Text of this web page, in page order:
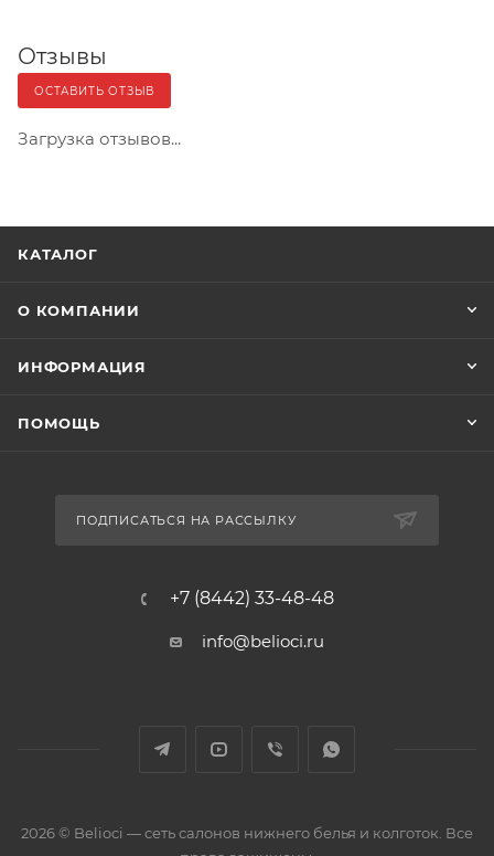
Отзывы
ОСТАВИТЬ ОТЗЫВ
Загрузка отзывов...
КАТАЛОГ
О КОМПАНИИ
ИНФОРМАЦИЯ
ПОМОЩЬ
ПОДПИСАТЬСЯ НА РАССЫЛКУ
+7 (8442) 33-48-48
info@belioci.ru
2026 © Belioci — сеть салонов нижнего белья и колготок. Все